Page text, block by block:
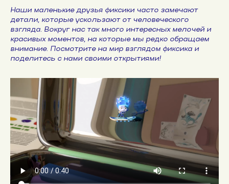
Наши маленькие друзья фиксики часто замечают
детали, которые ускользают от человеческого
взгляда. Вокруг нас так много интересных мелочей и
красивых моментов, на которые мы редко обращаем
внимание. Посмотрите на мир взглядом фиксика и
поделитесь с нами своими открытиями!